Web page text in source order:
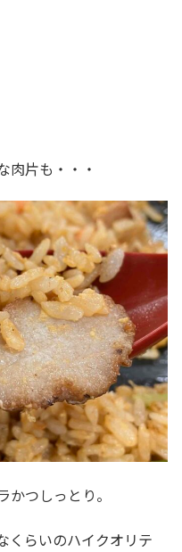
肉片も・・・
つしっとり。
くらいのハイクオリテ